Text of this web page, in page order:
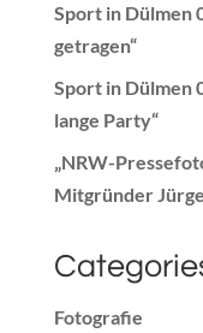
Sport in Dülmen
getragen“
Sport in Dülmen
lange Party“
„NRW-
Mitgründer
Fotografie